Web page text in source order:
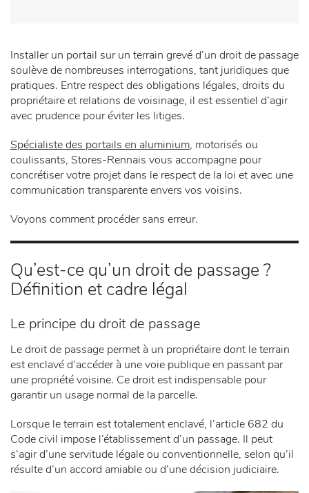
Installer un portail sur un terrain grevé d’un droit de passage
soulève de nombreuses interrogations, tant juridiques que
pratiques. Entre respect des obligations légales, droits du
propriétaire et relations de voisinage, il est essentiel d’agir
avec prudence pour éviter les litiges.
Spécialiste des portails en aluminium, motorisés ou
coulissants, Stores-Rennais vous accompagne pour
concrétiser votre projet dans le respect de la loi et avec une
communication transparente envers vos voisins.
Voyons comment procéder sans erreur.
Qu’est-ce qu’un droit de passage ?
Définition et cadre légal
Le principe du droit de passage
Le droit de passage permet à un propriétaire dont le terrain
est enclavé d’accéder à une voie publique en passant par
une propriété voisine. Ce droit est indispensable pour
garantir un usage normal de la parcelle.
Lorsque le terrain est totalement enclavé, l’article 682 du
Code civil impose l’établissement d’un passage. Il peut
s’agir d’une servitude légale ou conventionnelle, selon qu’il
résulte d’un accord amiable ou d’une décision judiciaire.